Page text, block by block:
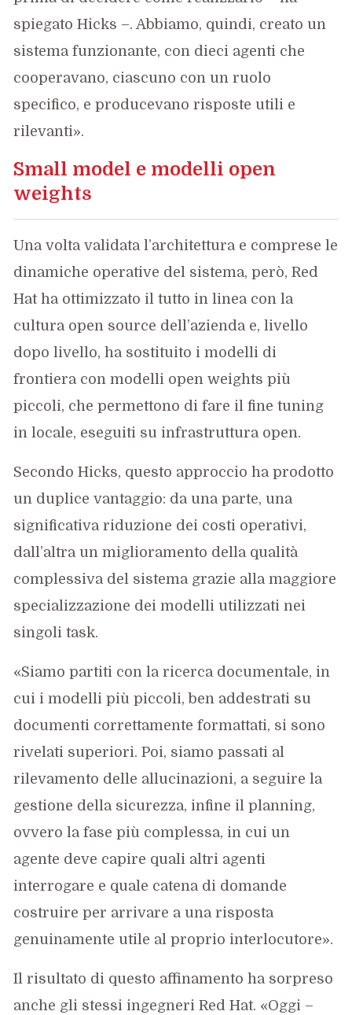
spiegato Hicks –. Abbiamo, quindi, creato un
sistema funzionante, con dieci agenti che
cooperavano, ciascuno con un ruolo
specifico, e producevano risposte utili e
rilevanti».
Small model e modelli open
weights
Una volta validata l’architettura e comprese le
dinamiche operative del sistema, però, Red
Hat ha ottimizzato il tutto in linea con la
cultura open source dell’azienda e, livello
dopo livello, ha sostituito i modelli di
frontiera con modelli open weights più
piccoli, che permettono di fare il fine tuning
in locale, eseguiti su infrastruttura open.
Secondo Hicks, questo approccio ha prodotto
un duplice vantaggio: da una parte, una
significativa riduzione dei costi operativi,
dall’altra un miglioramento della qualità
complessiva del sistema grazie alla maggiore
specializzazione dei modelli utilizzati nei
singoli task.
«Siamo partiti con la ricerca documentale, in
cui i modelli più piccoli, ben addestrati su
documenti correttamente formattati, si sono
rivelati superiori. Poi, siamo passati al
rilevamento delle allucinazioni, a seguire la
gestione della sicurezza, infine il planning,
ovvero la fase più complessa, in cui un
agente deve capire quali altri agenti
interrogare e quale catena di domande
costruire per arrivare a una risposta
genuinamente utile al proprio interlocutore».
Il risultato di questo affinamento ha sorpreso
anche gli stessi ingegneri Red Hat. «Oggi –